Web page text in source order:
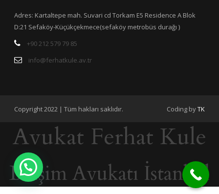
Adres: Kartaltepe mah. Suvari cd Torkam E5 Residence A Blok
D:21 Sefaköy-Küçükçekmece(sefaköy metrobüs durağı )
+90 212 579 79 85
info@ferhatkule.av.tr
Copyright 2022 | Tüm hakları saklıdır. Coding byTK
Avukat Ferhat Kule
Bilişim Avukatı İstanbul